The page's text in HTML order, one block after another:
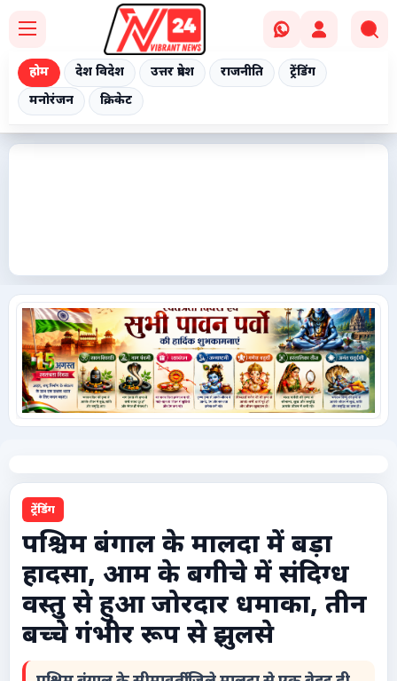
होम देश विदेश उत्तर प्रदेश राजनीति
ट्रेंडिंग
मनोरंजन
क्रिकेट
ट्रेंडिंग
मनोरंजन
क्रिकेट
टेक्नोलॉजी / गैजेट्स
लाइफस्टाइल
वायरल
स्पेशल
ट्रेंडिंग
पश्चिम बंगाल के मालदा में बड़ा
हादसा, आम के बगीचे में संदिग्ध
वस्तु से हुआ जोरदार धमाका, तीन
बच्चे गंभीर रूप से झुलसे